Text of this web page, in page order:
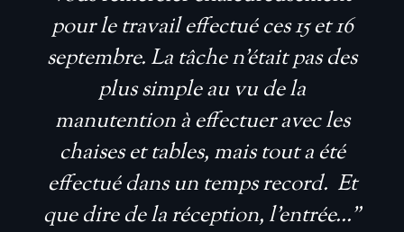
pour le travail effectué ces 15 et 16
septembre. La tâche n’était pas des
plus simple au vu de la
manutention à effectuer avec les
chaises et tables, mais tout a été
effectué dans un temps record. Et
que dire de la réception, l’entrée...”